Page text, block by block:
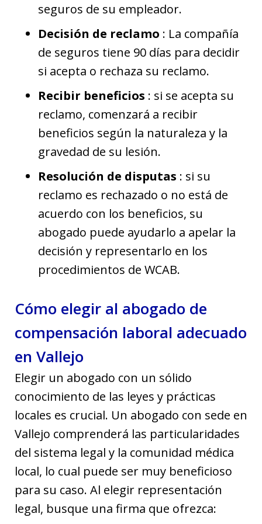
seguros de su empleador.
Decisión de reclamo : La compañía
de seguros tiene 90 días para decidir
si acepta o rechaza su reclamo.
Recibir beneficios : si se acepta su
reclamo, comenzará a recibir
beneficios según la naturaleza y la
gravedad de su lesión.
Resolución de disputas : si su
reclamo es rechazado o no está de
acuerdo con los beneficios, su
abogado puede ayudarlo a apelar la
decisión y representarlo en los
procedimientos de WCAB.
Cómo elegir al abogado de
compensación laboral adecuado
en Vallejo
Elegir un abogado con un sólido
conocimiento de las leyes y prácticas
locales es crucial. Un abogado con sede en
Vallejo comprenderá las particularidades
del sistema legal y la comunidad médica
local, lo cual puede ser muy beneficioso
para su caso. Al elegir representación
legal, busque una firma que ofrezca: